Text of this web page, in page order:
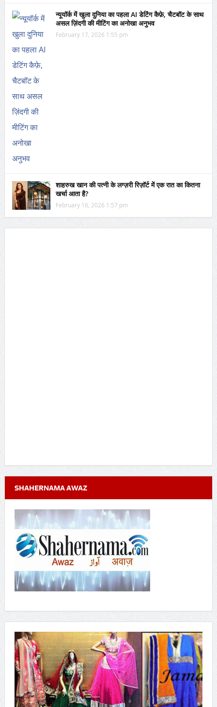
न्यूयॉर्क में खुला दुनिया का पहला AI डेटिंग कैफ़े, चैटबॉट के साथ
असल ज़िंदगी की मीटिंग का अनोखा अनुभव
February 17, 2026 1:55 pm
शाहरुख खान की पत्नी के लग्ज़री रिज़ॉर्ट में एक रात का कितना
खर्चा आता है?
February 16, 2026 1:57 pm
SHAHERNAMA AWAZ